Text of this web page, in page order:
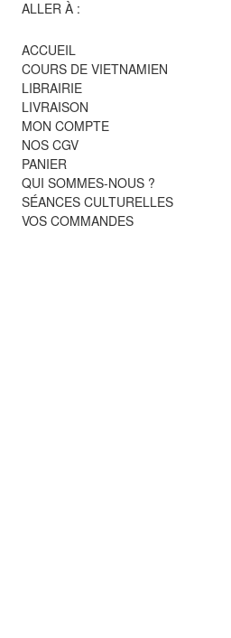
ALLER À :
ACCUEIL
COURS DE VIETNAMIEN
LIBRAIRIE
LIVRAISON
MON COMPTE
NOS CGV
PANIER
QUI SOMMES-NOUS ?
SÉANCES CULTURELLES
VOS COMMANDES